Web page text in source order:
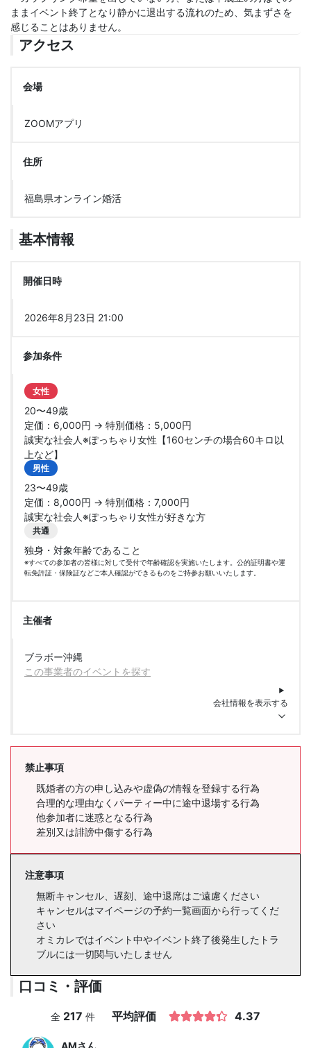
ままイベント終了となり静かに退出する流れのため、気まずさを
感じることはありません。
アクセス
会場
ZOOMアプリ
住所
福島県オンライン婚活
基本情報
開催日時
2026年8月23日 21:00
参加条件
女性
20〜49歳
定価：6,000円 → 特別価格：5,000円
誠実な社会人※ぽっちゃり女性【160センチの場合60キロ以
上など】
男性
23〜49歳
定価：8,000円 → 特別価格：7,000円
誠実な社会人※ぽっちゃり女性が好きな方
共通
独身・対象年齢であること
※すべての参加者の皆様に対して受付で年齢確認を実施いたします。公的証明書や運
転免許証・保険証などご本人確認ができるものをご持参お願いいたします。
主催者
ブラボー沖縄
この事業者のイベントを探す
会社情報を表示する
禁止事項
既婚者の方の申し込みや虚偽の情報を登録する行為
合理的な理由なくパーティー中に途中退場する行為
他参加者に迷惑となる行為
差別又は誹謗中傷する行為
注意事項
無断キャンセル、遅刻、途中退席はご遠慮ください
キャンセルはマイページの予約一覧画面から行ってくだ
さい
オミカレではイベント中やイベント終了後発生したトラ
ブルには一切関与いたしません
口コミ・評価
全 217 件 平均評価 4.37
AMさん